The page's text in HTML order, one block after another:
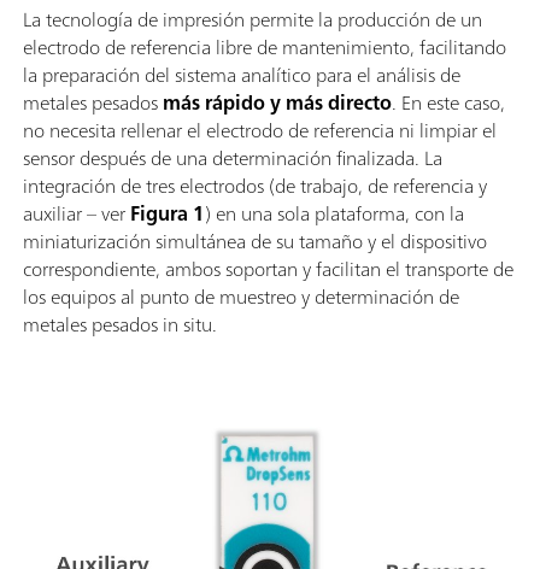
La tecnología de impresión permite la producción de un
electrodo de referencia libre de mantenimiento, facilitando
la preparación del sistema analítico para el análisis de
metales pesadosmás rápido y más directo. En este caso,
no necesita rellenar el electrodo de referencia ni limpiar el
sensor después de una determinación finalizada. La
integración de tres electrodos (de trabajo, de referencia y
auxiliar – verFigura 1) en una sola plataforma, con la
miniaturización simultánea de su tamaño y el dispositivo
correspondiente, ambos soportan y facilitan el transporte de
los equipos al punto de muestreo y determinación de
metales pesados in situ.